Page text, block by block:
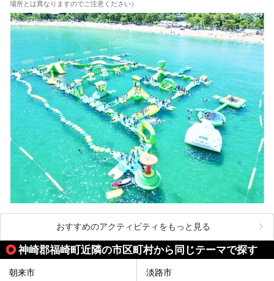
場所とは異なりますのでご注意ください）
おすすめのアクティビティをもっと見る
神崎郡福崎町近隣の市区町村から同じテーマで探す
朝来市 淡路市